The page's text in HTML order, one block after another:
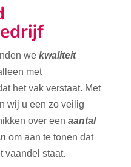
we kwaliteit
met
het vak verstaat. Met
wij u een zo veilig
over een aantal
om aan te tonen dat
vaandel staat.